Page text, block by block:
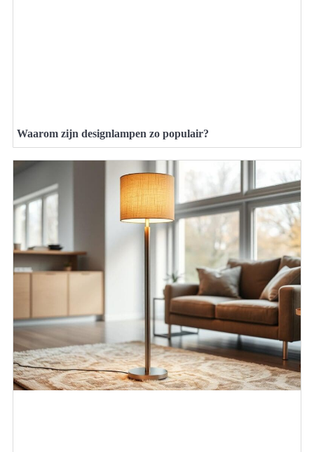
Waarom zijn designlampen zo populair?